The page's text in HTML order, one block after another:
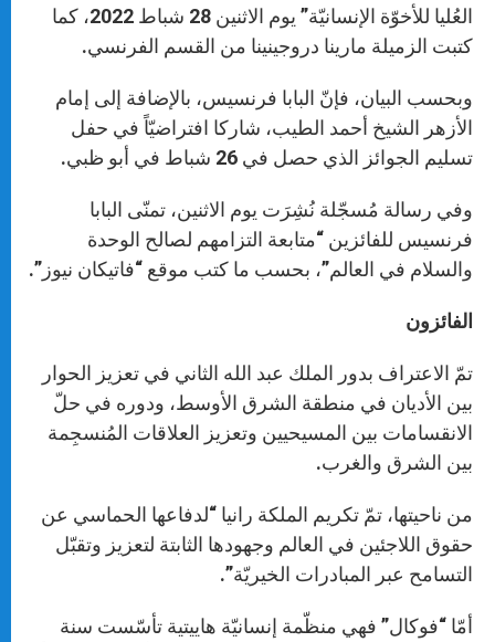
العُليا للأخوّة الإنسانيّة” يوم الاثنين 28 شباط 2022، كما
كتبت الزميلة مارينا دروجينينا من القسم الفرنسي.
وبحسب البيان، فإنّ البابا فرنسيس، بالإضافة إلى إمام
الأزهر الشيخ أحمد الطيب، شاركا افتراضيّاً في حفل
تسليم الجوائز الذي حصل في 26 شباط في أبو ظبي.
وفي رسالة مُسجّلة نُشِرَت يوم الاثنين، تمنّى البابا
فرنسيس للفائزين “متابعة التزامهم لصالح الوحدة
والسلام في العالم”، بحسب ما كتب موقع “فاتيكان نيوز”.
الفائزون
تمّ الاعتراف بدور الملك عبد الله الثاني في تعزيز الحوار
بين الأديان في منطقة الشرق الأوسط، ودوره في حلّ
الانقسامات بين المسيحيين وتعزيز العلاقات المُنسجِمة
بين الشرق والغرب.
من ناحيتها، تمّ تكريم الملكة رانيا “لدفاعها الحماسي عن
حقوق اللاجئين في العالم وجهودها الثابتة لتعزيز وتقبّل
التسامح عبر المبادرات الخيريّة”.
أمّا “فوكال” فهي منظّمة إنسانيّة هاييتية تأسّست سنة